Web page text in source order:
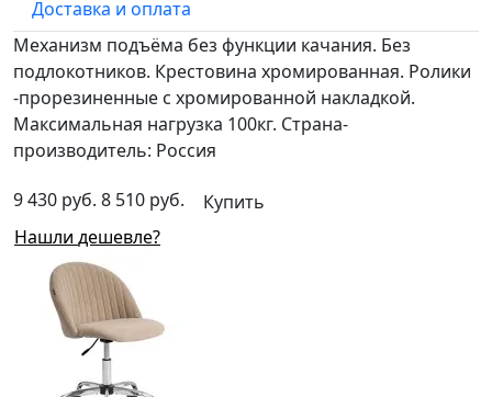
Доставка и оплата
Механизм подъёма без функции качания. Без
подлокотников. Крестовина хромированная. Ролики
-прорезиненные с хромированной накладкой.
Максимальная нагрузка 100кг. Страна-
производитель: Россия
9 430 руб. 8 510 руб.
Купить
Нашли дешевле?